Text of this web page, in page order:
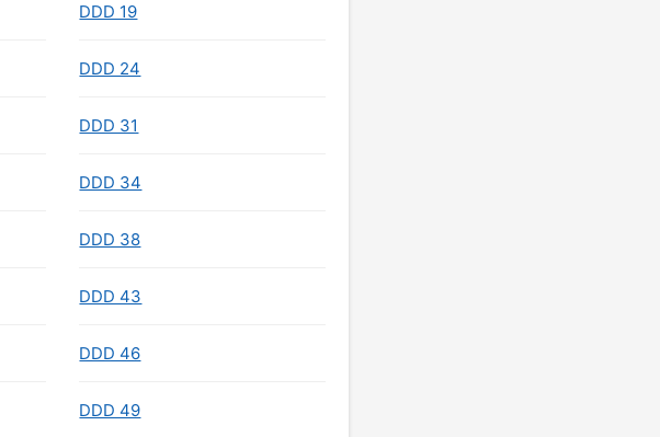
DDD 19
DDD 24
DDD 31
DDD 34
DDD 38
DDD 43
DDD 46
DDD 49